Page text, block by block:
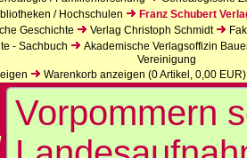
/ Hochschulen
Franz Schubert
Geschichte Verlag Christoph Schmidt
- Sachbuch
Akademische Verlagsoffizin
Vereinigung
Warenkorb anzeigen (0Artikel, 0,00 EUR)
Vorpommern